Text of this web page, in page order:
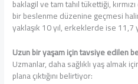
baklagil ve tam tahıl tükettiği,
bir beslenme düzenine geçmesi
yaklaşık 10 yıl, erkeklerde ise 11,7
Uzun bir yaşam için tavsiye edilen
Uzmanlar, daha sağlıklı yaş almak
plana çıktığını belirtiyor: